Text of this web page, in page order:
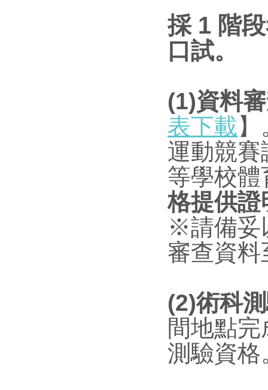
採 1 階
口試。
(1)資料
表下載
運動競
等學校
格提供證
※請備妥
審查資
(2)術科
間地點
測驗資格